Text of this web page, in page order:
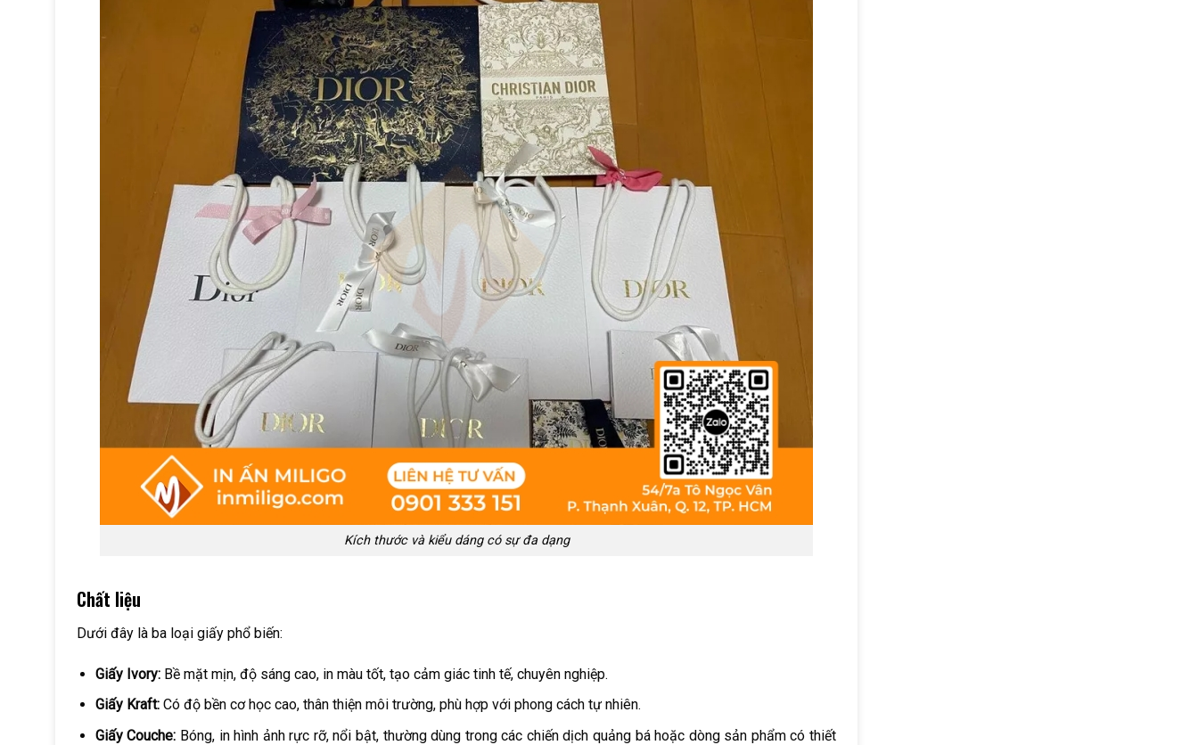
Kích thước và kiểu dáng có sự đa dạng
Chất liệu
Dưới đây là ba loại giấy phổ biến:
Giấy Ivory:Bề mặt mịn, độ sáng cao, in màu tốt, tạo cảm giác tinh tế, chuyên nghiệp.
Giấy Kraft:Có độ bền cơ học cao, thân thiện môi trường, phù hợp với phong cách tự nhiên.
Giấy Couche: Bóng, in hình ảnh rực rỡ, nổi bật, thường dùng trong các chiến dịch quảng bá hoặc dòng sản phẩm có thiết